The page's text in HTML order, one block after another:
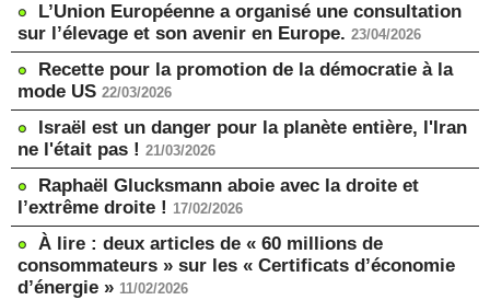
L’Union Européenne a organisé une consultation
sur l’élevage et son avenir en Europe. 23/04/2026
Recette pour la promotion de la démocratie à la
mode US 22/03/2026
Israël est un danger pour la planète entière, l'Iran
ne l'était pas ! 21/03/2026
Raphaël Glucksmann aboie avec la droite et
l’extrême droite ! 17/02/2026
À lire : deux articles de « 60 millions de
consommateurs » sur les « Certificats d’économie
d’énergie » 11/02/2026